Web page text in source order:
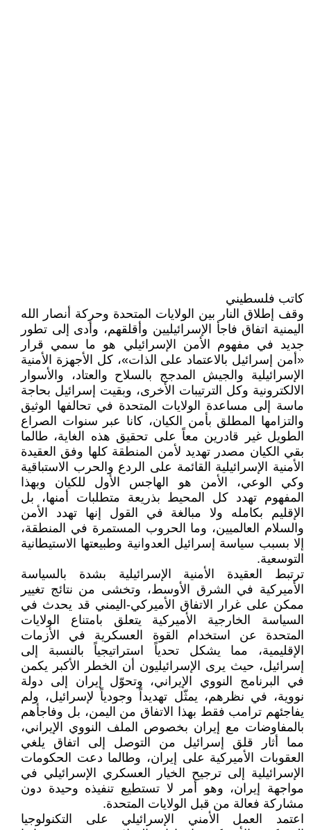
كاتب فلسطيني
وقف إطلاق النار بين الولايات المتحدة وحركة أنصار الله
اليمنية اتفاق فاجأ الإسرائيليين وأقلقهم، وأدى إلى تطور
جديد في مفهوم الأمن الإسرائيلي هو ما سمي قرار
«أمن إسرائيل بالاعتماد على الذات»، كل الأجهزة الأمنية
الإسرائيلية والجيش المدجج بالسلاح والعتاد، والأسوار
الالكترونية وكل الترتيبات الأخرى، وبقيت إسرائيل بحاجة
ماسة إلى مساعدة الولايات المتحدة في تحالفها الوثيق
والتزامها المطلق بأمن الكيان، كانا عبر سنوات الصراع
الطويل غير قادرين معاً على تحقيق هذه الغاية، طالما
بقي الكيان مصدر تهديد لأمن المنطقة كلها وفق العقيدة
الأمنية الإسرائيلية القائمة على الردع والحرب الاستباقية
وكي الوعي، الأمن هو الهاجس الأول للكيان وبهذا
المفهوم تهدد كل المحيط بذريعة متطلبات أمنها، بل
الإقليم بكامله ولا مبالغة في القول إنها تهدد الأمن
والسلام العالميين، وما الحروب المستمرة في المنطقة،
إلا بسبب سياسة إسرائيل العدوانية وطبيعتها الاستيطانية
التوسعية.
ترتبط العقيدة الأمنية الإسرائيلية بشدة بالسياسة
الأميركية في الشرق الأوسط، وتخشى من نتائج تغيير
ممكن على غرار الاتفاق الأميركي-اليمني قد يحدث في
السياسة الخارجية الأميركية يتعلق بامتناع الولايات
المتحدة عن استخدام القوة العسكرية في الأزمات
الإقليمية، مما يشكل تحدياً استراتيجياً بالنسبة إلى
إسرائيل، حيث يرى الإسرائيليون أن الخطر الأكبر يكمن
في البرنامج النووي الإيراني، وتحوّل إيران إلى دولة
نووية، في نظرهم، يمثّل تهديداً وجودياً لإسرائيل، ولم
يفاجئهم ترامب فقط بهذا الاتفاق من اليمن، بل وفاجأهم
بالمفاوضات مع إيران بخصوص الملف النووي الإيراني،
مما أثار قلق إسرائيل من التوصل إلى اتفاق يلغي
العقوبات الأميركية على إيران، وطالما دعت الحكومات
الإسرائيلية إلى ترجيح الخيار العسكري الإسرائيلي في
مواجهة إيران، وهو أمر لا تستطيع تنفيذه وحيدة دون
مشاركة فعالة من قبل الولايات المتحدة.
اعتمد العمل الأمني الإسرائيلي على التكنولوجيا